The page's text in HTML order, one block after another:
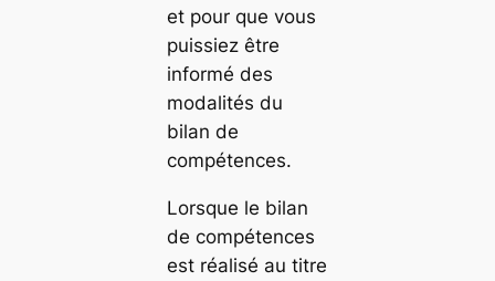
et pour que vous
puissiez être
informé des
modalités du
bilan de
compétences.
Lorsque le bilan
de compétences
est réalisé au titre